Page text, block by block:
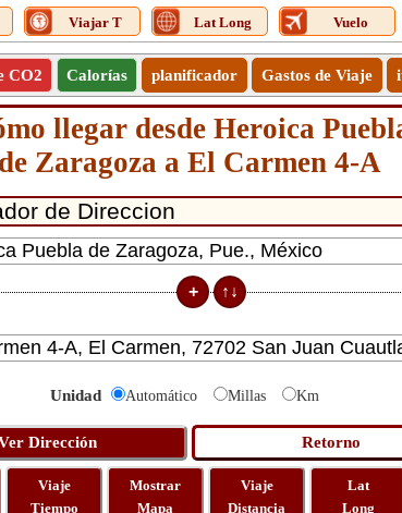
Viajar T Lat Long Vuelo
CO2 Calorías planificador Gastos de Viaje
llegar desde Heroica
de Zaragoza a El Carmen 4-A
Unidad Automático Millas Km
Viaje
Tiempo
Mostrar
Mapa
Viaje
Distancia
Lat
Long